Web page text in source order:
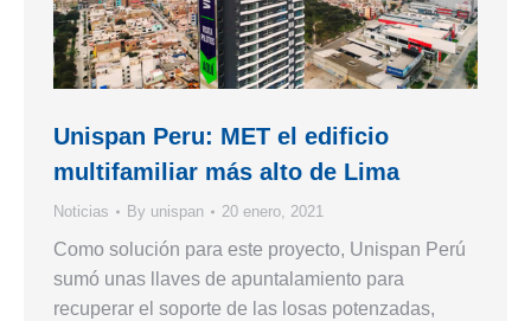
Unispan Peru: MET el edificio
multifamiliar más alto de Lima
Noticias By unispan 20 enero, 2021
Como solución para este proyecto, Unispan Perú
sumó unas llaves de apuntalamiento para
recuperar el soporte de las losas potenzadas,